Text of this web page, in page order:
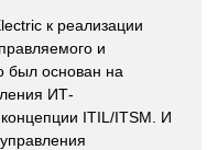
к реализации
и
был основан на
ИТ-
ITIL/ITSM. И